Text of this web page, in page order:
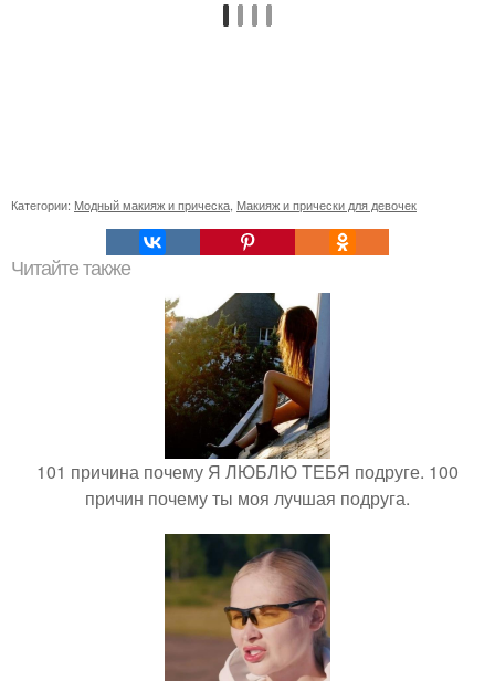
Категории: Модный макияж и прическа Макияж и прически для девочек
Читайте также
101 причина почему Я ЛЮБЛЮ ТЕБЯ подруге. 100
причин почему ты моя лучшая подруга.